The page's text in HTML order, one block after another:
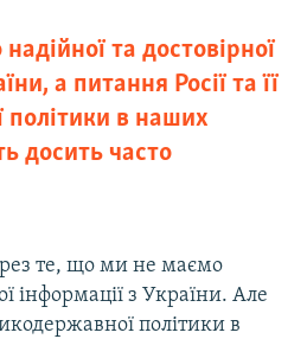
та достовірної
а питання Росії та її
політики в наших
досить часто
те, що ми не маємо
інформації з України. Але
політики в